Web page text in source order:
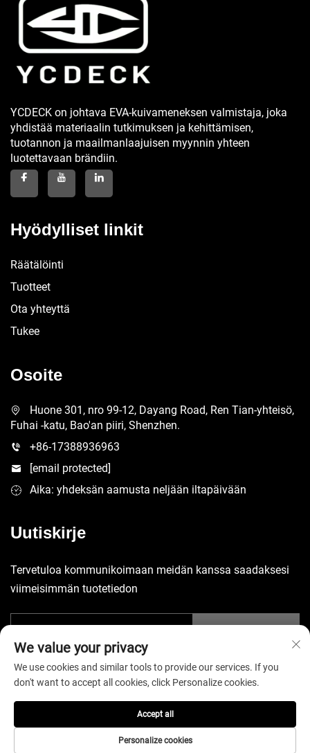
YCDECK on johtava EVA-kuivameneksen valmistaja, joka
yhdistää materiaalin tutkimuksen ja kehittämisen,
tuotannon ja maailmanlaajuisen myynnin yhteen
luotettavaan brändiin.
Hyödylliset linkit
Räätälöinti
Tuotteet
Ota yhteyttä
Tukee
Osoite
Huone 301, nro 99-12, Dayang Road, Ren Tian-yhteisö,
Fuhai -katu, Bao'an piiri, Shenzhen.
+86-17388936963
[email protected]
Aika: yhdeksän aamusta neljään iltapäivään
Uutiskirje
Tervetuloa kommunikoimaan meidän kanssa saadaksesi
viimeisimmän tuotetiedon
Copyright © 2025 China Shenzhen Yuecheng Sporting Goods Co.,
Ltd. Kaikki oikeudet pidätetään. - Tietosuojakäytäntö
We value your privacy
We use cookies and similar tools to provide our services. If you
don't want to accept all cookies, click Personalize cookies.
Personalize cookies
Accept all